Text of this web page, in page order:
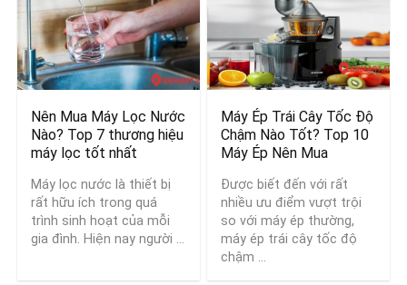
Nên Mua Máy Lọc Nước
Nào? Top 7 thương hiệu
máy lọc tốt nhất
Máy lọc nước là thiết bị
rất hữu ích trong quá
trình sinh hoạt của mỗi
gia đình. Hiện nay người ...
Máy Ép Trái Cây Tốc Độ
Chậm Nào Tốt? Top 10
Máy Ép Nên Mua
Được biết đến với rất
nhiều ưu điểm vượt trội
so với máy ép thường,
máy ép trái cây tốc độ
chậm ...